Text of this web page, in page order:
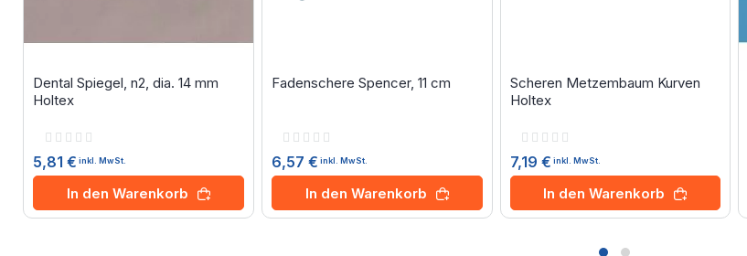
Dental Spiegel, n2, dia. 14 mm
Holtex
Rating:
5,81 € inkl. MwSt.
In den Warenkorb
Fadenschere Spencer, 11 cm
Rating:
6,57 € inkl. MwSt.
In den Warenkorb
Scheren Metzembaum Kurven
Holtex
Rating:
7,19 € inkl. MwSt.
In den Warenkorb